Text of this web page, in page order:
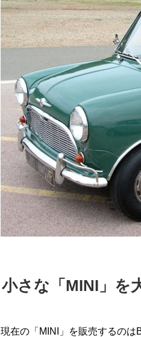
小さな「MINI」を
現在の「MINI」を販売するのは